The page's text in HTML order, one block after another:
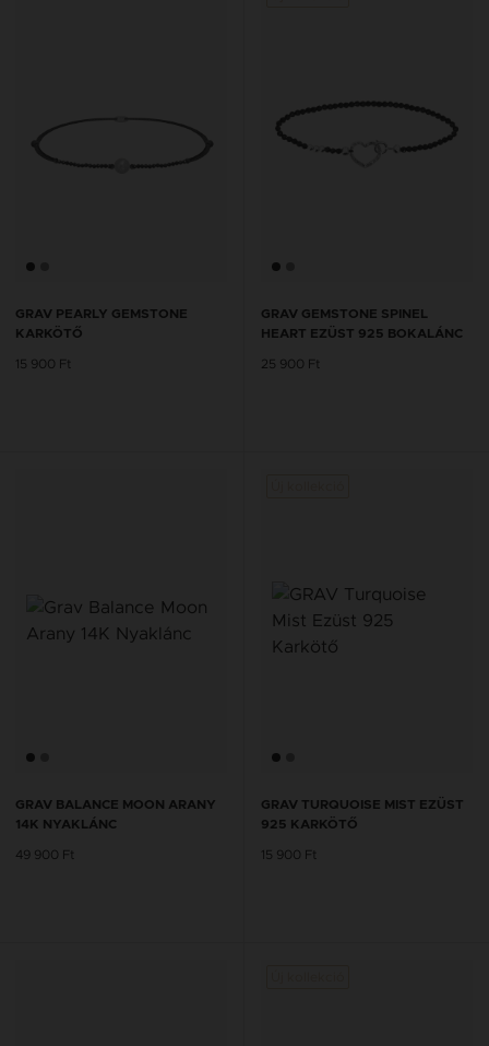
GRAV PEARLY GEMSTONE
KARKÖTŐ
15 900 Ft
GRAV GEMSTONE SPINEL
HEART EZÜST 925 BOKALÁNC
25 900 Ft
GRAV BALANCE MOON ARANY
14K NYAKLÁNC
49 900 Ft
GRAV TURQUOISE MIST EZÜST
925 KARKÖTŐ
15 900 Ft